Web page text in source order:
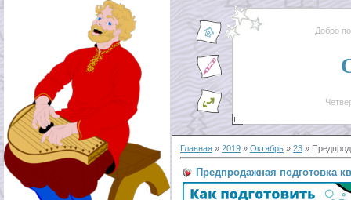
Добро
Главная » 2019 » Октябрь » 23 »
Предпродажная подготовка